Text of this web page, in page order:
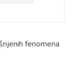
fenomena